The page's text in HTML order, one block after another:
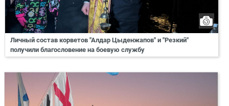
Личный состав корветов "Алдар Цыденжапов" и "Резкий"
получили благословение на боевую службу